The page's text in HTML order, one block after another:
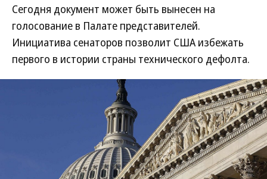
Сегодня документ может быть вынесен на
голосование в Палате представителей.
Инициатива сенаторов позволит США избежать
первого в истории страны технического дефолта.